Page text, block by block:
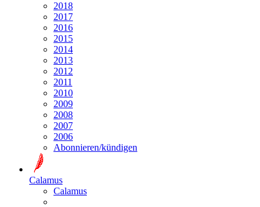
2018
2017
2016
2015
2014
2013
2012
2011
2010
2009
2008
2007
2006
Abonnieren/kündigen
Calamus
Calamus